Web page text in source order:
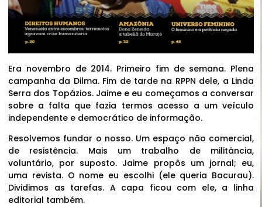
Era novembro de 2014. Primeiro fim de semana. Plena
campanha da Dilma. Fim de tarde na RPPN dele, a Linda
Serra dos Topázios. Jaime e eu começamos a conversar
sobre a falta que fazia termos acesso a um veículo
independente e democrático de informação.
Resolvemos fundar o nosso. Um espaço não comercial,
de resistência. Mais um trabalho de militância,
voluntário, por suposto. Jaime propôs um jornal; eu,
uma revista. O nome eu escolhi (ele queria Bacurau).
Dividimos as tarefas. A capa ficou com ele, a linha
editorial também.